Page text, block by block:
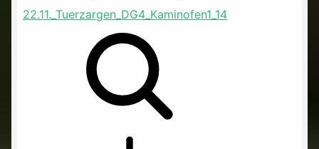
22.11._Tuerzargen_DG4_Kaminofen1_14